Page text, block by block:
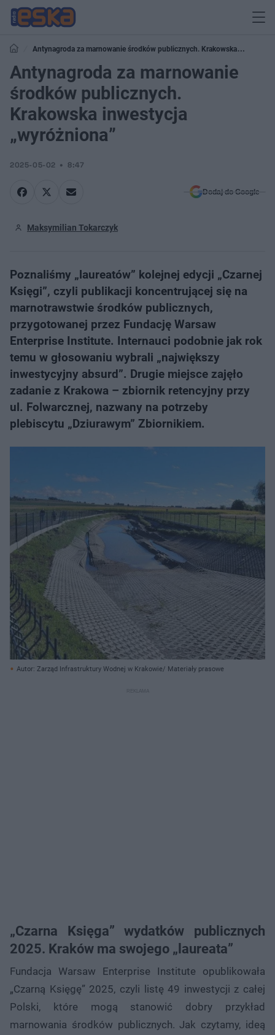
Antynagroda za marnowanie środków publicznych. Krakowska
inwestycja „wyróżniona”
Antynagroda za marnowanie
środków publicznych.
Krakowska inwestycja
„wyróżniona”
2025-05-02 8:47
Dodaj do Google
Maksymilian Tokarczyk
Poznaliśmy „laureatów” kolejnej edycji „Czarnej
Księgi”, czyli publikacji koncentrującej się na
marnotrawstwie środków publicznych,
przygotowanej przez Fundację Warsaw
Enterprise Institute. Internauci podobnie jak rok
temu w głosowaniu wybrali „największy
inwestycyjny absurd”. Drugie miejsce zajęło
zadanie z Krakowa – zbiornik retencyjny przy
ul. Folwarcznej, nazwany na potrzeby
plebiscytu „Dziurawym” Zbiornikiem.
Autor: Zarząd Infrastruktury Wodnej w Krakowie/ Materiały prasowe
„Czarna Księga” wydatków publicznych
2025. Kraków ma swojego „laureata”
Fundacja Warsaw Enterprise Institute opublikowała
„Czarną Księgę” 2025, czyli listę 49 inwestycji z całej
Polski, które mogą stanowić dobry przykład
marnowania środków publicznych. Jak czytamy, ideą